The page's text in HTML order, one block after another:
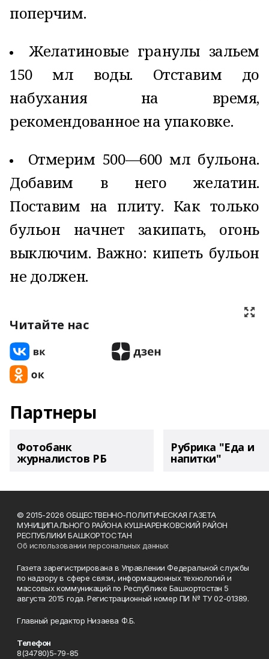
поперчим.
Желатиновые гранулы зальем
150 мл воды. Отставим до
набухания на время,
рекомендованное на упаковке.
Отмерим 500—600 мл бульона.
Добавим в него желатин.
Поставим на плиту. Как только
бульон начнет закипать, огонь
выключим. Важно: кипеть бульон
не должен.
Читайте нас
Партнеры
Фотобанк
журналистов РБ
Рубрика "Еда и
напитки"
© 2015-2026 ОБЩЕСТВЕННО-ПОЛИТИЧЕСКАЯ ГАЗЕТА
МУНИЦИПАЛЬНОГО РАЙОНА КУШНАРЕНКОВСКИЙ РАЙОН
РЕСПУБЛИКИ БАШКОРТОСТАН
Об использовании персональных данных
Газета зарегистрирована в Управлении Федеральной службы
по надзору в сфере связи, информационных технологий и
массовых коммуникаций по Республике Башкортостан 5
августа 2015 года. Регистрационный номер ПИ № ТУ 02-01389.
Главный редактор Низаева Ф.Б.
Телефон
8(34780)5-79-85